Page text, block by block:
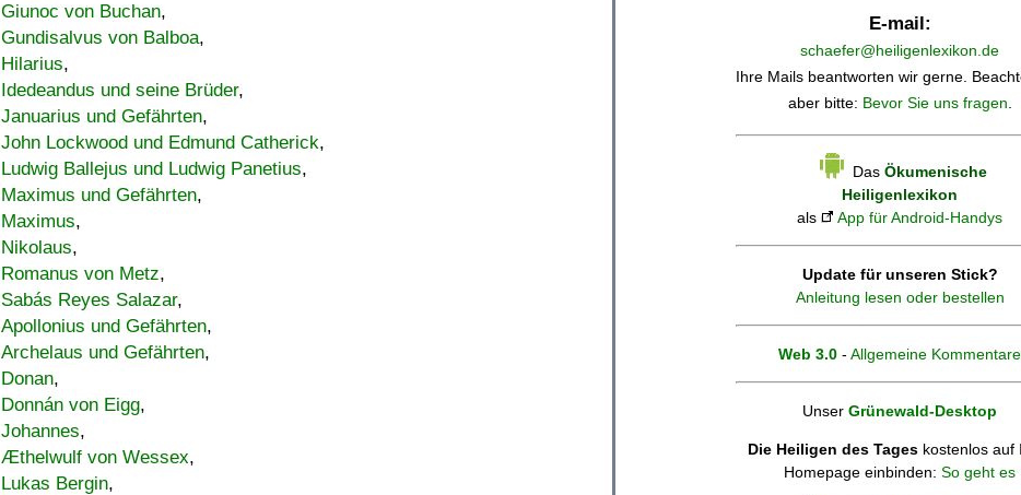
Giunoc von Buchan,
Gundisalvus von Balboa,
Hilarius,
Idedeandus und seine Brüder,
Januarius und Gefährten,
John Lockwood und Edmund Catherick,
Ludwig Ballejus und Ludwig Panetius,
Maximus und Gefährten,
Maximus,
Nikolaus,
Romanus von Metz,
Sabás Reyes Salazar,
Apollonius und Gefährten,
Archelaus und Gefährten,
Donan,
Donnán von Eigg,
Johannes,
Æthelwulf von Wessex,
Lukas Bergin,
E-mail:
schaefer@heiligenlexikon.de
Ihre Mails beantworten wir gerne.
aber bitte: Bevor Sie uns fragen.
Das Ökumenische
Heiligenlexikon
als
App für Android-Handys
Update für unseren Stick?
Anleitung lesen oder bestellen
Web 3.0 - Allgemeine Kommentare
Unser Grünewald-Desktop
Die Heiligen des Tages kostenlos auf
Homepage einbinden: So geht es